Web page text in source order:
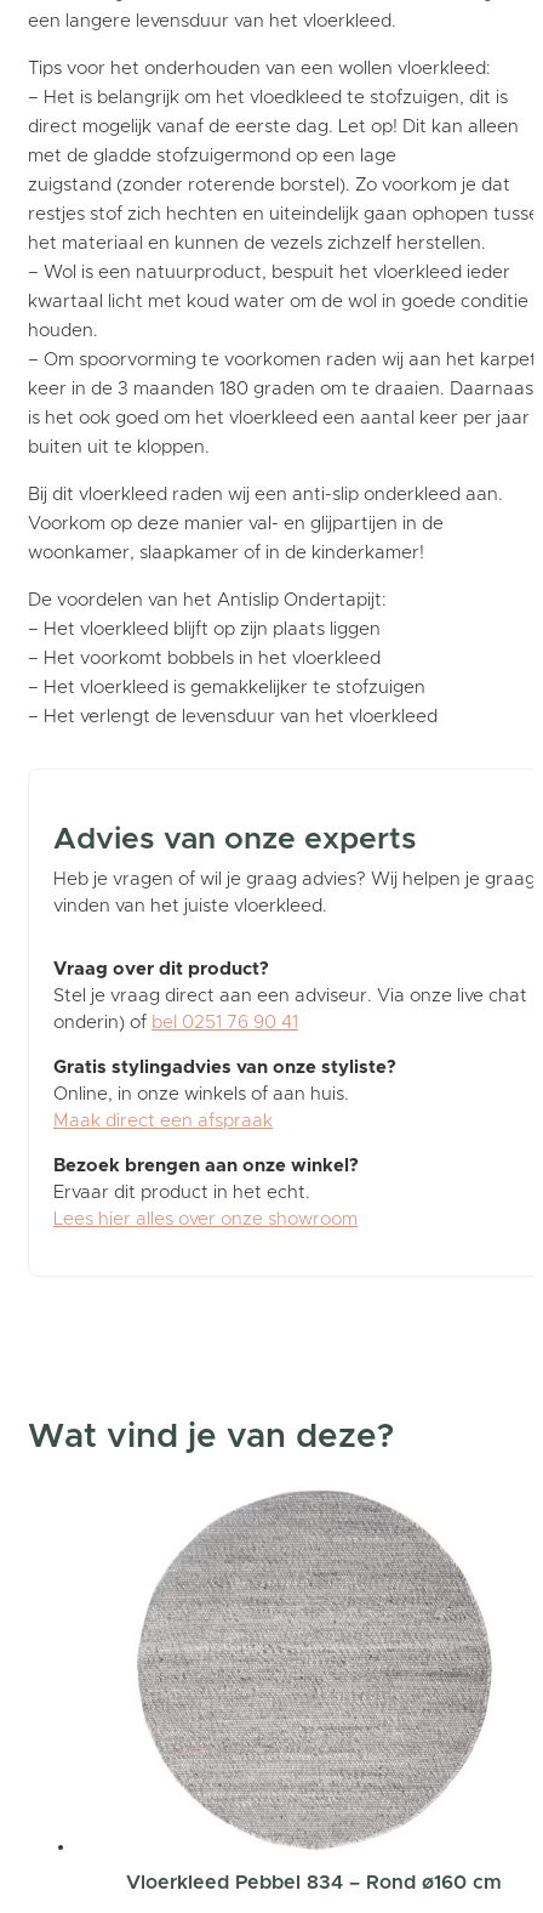
een langere levensduur van het vloerkleed.
Tips voor het onderhouden van een wollen vloerkleed:
– Het is belangrijk om het vloedkleed te stofzuigen, dit is
direct mogelijk vanaf de eerste dag. Let op! Dit kan alleen
met de gladde stofzuigermond op een lage
zuigstand (zonder roterende borstel). Zo voorkom je dat
restjes stof zich hechten en uiteindelijk gaan ophopen
het materiaal en kunnen de vezels zichzelf herstellen.
– Wol is een natuurproduct, bespuit het vloerkleed ieder
kwartaal licht met koud water om de wol in goede conditie
houden.
– Om spoorvorming te voorkomen raden wij aan het karpet
keer in de 3 maanden 180 graden om te draaien. Daarnaast
is het ook goed om het vloerkleed een aantal keer per jaar
buiten uit te kloppen.
Bij dit vloerkleed raden wij een anti-slip onderkleed aan.
Voorkom op deze manier val- en glijpartijen in de
woonkamer, slaapkamer of in de kinderkamer!
De voordelen van het Antislip Ondertapijt:
– Het vloerkleed blijft op zijn plaats liggen
– Het voorkomt bobbels in het vloerkleed
– Het vloerkleed is gemakkelijker te stofzuigen
– Het verlengt de levensduur van het vloerkleed
Advies van onze experts
Heb je vragen of wil je graag advies? Wij helpen je graag
vinden van het juiste vloerkleed.
Vraag over dit product?
Stel je vraag direct aan een adviseur. Via onze live chat
onderin) of bel 0251 76 90 41
Gratis stylingadvies van onze styliste?
Online, in onze winkels of aan huis.
Maak direct een afspraak
Bezoek brengen aan onze winkel?
Ervaar dit product in het echt.
Lees hier alles over onze showroom
Wat vind je van deze?
Vloerkleed Pebbel 834 – Rond ø160 cm